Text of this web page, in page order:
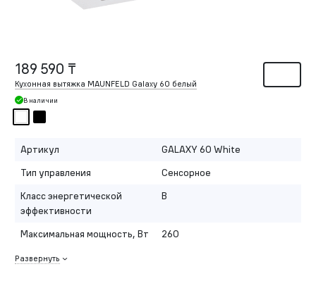
189 590 ₸
Кухонная вытяжка MAUNFELD Galaxy 60 белый
В наличии
Артикул
GALAXY 60 White
Тип управления
Сенсорное
Класс энергетической
эффективности
B
Максимальная мощность, Вт 260
Развернуть